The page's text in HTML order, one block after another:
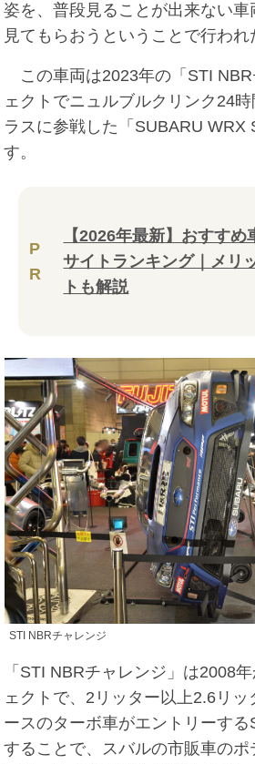
姿を、普段見ることが出来ない
見てもらおうということで行われ
この車両は2023年の「STI
ェクトでニュルブルクリンク24
ラスに参戦した「SUBARU WRX
す。
P
R
【2026年最新】おすす
サイトランキング｜メリ
トも解説
STI NBRチャレンジ
「STI NBRチャレンジ」は2008
ェクトで、2リッター以上2.6リ
ースのターボ車がエントリーす
することで、スバルの市販車のポ